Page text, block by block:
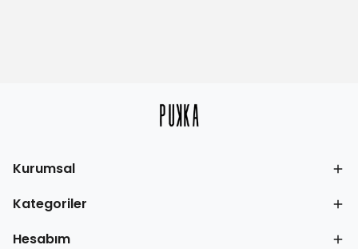
Kurumsal
Kategoriler
Hesabım